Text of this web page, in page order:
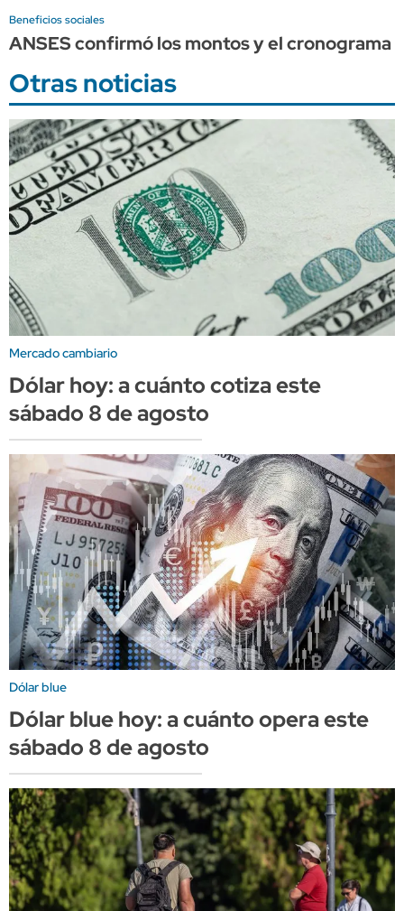
Beneficios sociales
ANSES confirmó los montos y el cronograma
Otras noticias
Mercado cambiario
Dólar hoy: a cuánto cotiza este
sábado 8 de agosto
Dólar blue
Dólar blue hoy: a cuánto opera este
sábado 8 de agosto